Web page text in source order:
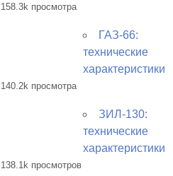
158.3k просмотра
ГАЗ-66:
технические
характеристики
140.2k просмотра
ЗИЛ-130:
технические
характеристики
138.1k просмотров